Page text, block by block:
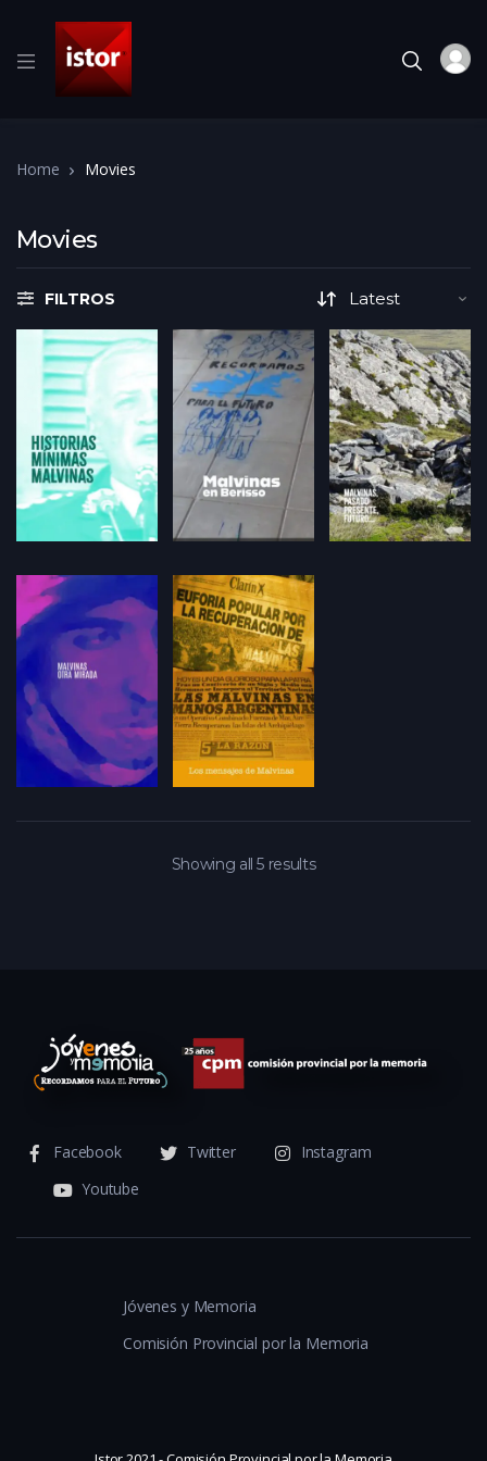
Home Movies
Movies
FILTROS
Showing all 5 results
Facebook Twitter
Instagram
Youtube
Jóvenes y Memoria
Comisión Provincial por la Memoria